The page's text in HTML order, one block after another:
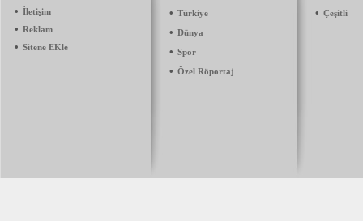
• İletişim
• Reklam
• Sitene EKle
• Türkiye
• Dünya
• Spor
• Özel Röportaj
• Çeşitli